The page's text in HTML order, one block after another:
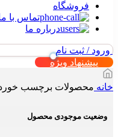
فروشگاه
تماس با
درباره ما
ورود / ثبت نام
پیشنهاد ویژه
خانه محصولات برچسب
وضعیت موجودی محصول